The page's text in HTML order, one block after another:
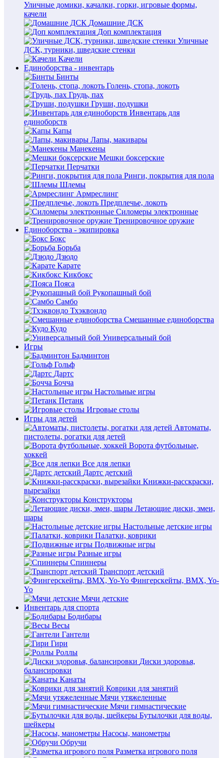
Уличные домики, качалки, горки, игровые формы,
качели
Домашние ДСК
Доп комплектация
Уличные
ДСК, турники, шведские стенки
Качели
Единоборства - инвентарь
Бинты
Голень, стопа, локоть
Грудь, пах
Груши, подушки
Инвентарь для
единоборств
Капы
Лапы, макивары
Манекены
Мешки боксерские
Перчатки
Ринги, покрытия для пола
Шлемы
Армреслинг
Предплечье, локоть
Силомеры электронные
Тренировочное оружие
Единоборства - экипировка
Бокс
Борьба
Дзюдо
Карате
Кикбокс
Пояса
Рукопашный бой
Самбо
Тхэквондо
Смешанные единоборства
Кудо
Универсальный бой
Игры
Бадминтон
Гольф
Дартс
Бочча
Настольные игры
Петанк
Игровые столы
Игры для детей
Автоматы,
пистолеты, рогатки для детей
Ворота футбольные,
хоккей
Все для лепки
Дартс детский
Книжки-расскраски,
вырезайки
Конструкторы
Летающие диски, змеи,
шары
Настольные детские игры
Палатки, коврики
Подвижные игры
Разные игры
Спиннеры
Транспорт детский
Фингерскейты, BMX, Yo-
Yo
Мячи детские
Инвентарь для спорта
Бодибары
Весы
Гантели
Гири
Роллы
Диски здоровья,
балансировки
Канаты
Коврики для занятий
Мячи утяжеленные
Мячи гимнастические
Бутылочки для воды,
шейкеры
Насосы, манометры
Обручи
Разметка игрового поля